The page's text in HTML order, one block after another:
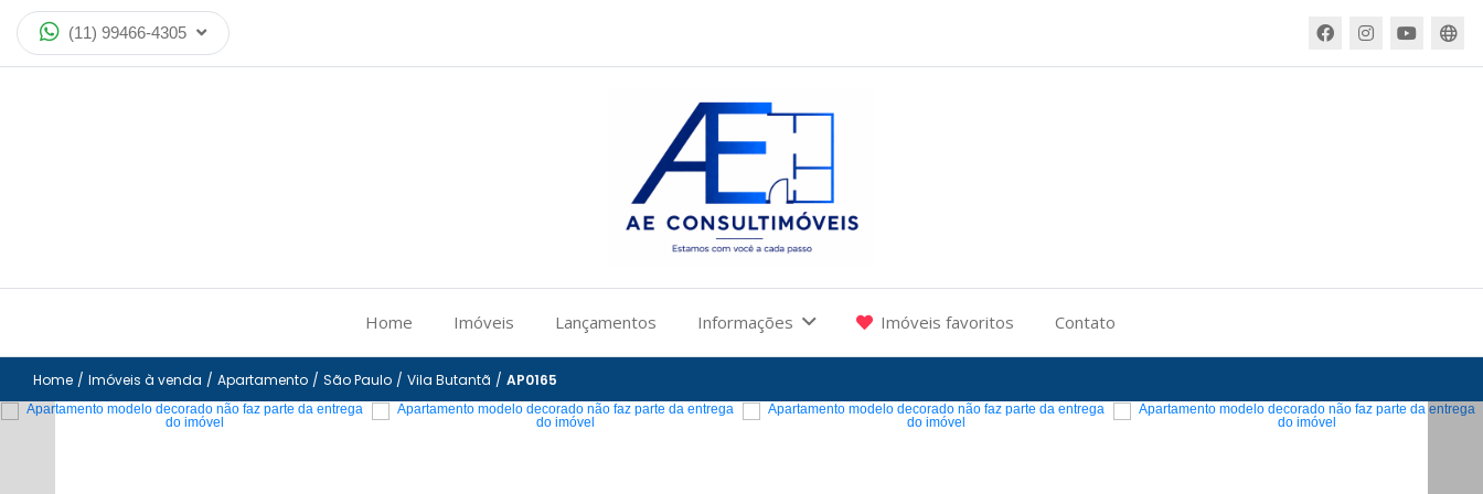
(11) 99466-4305
Home Imóveis Lançamentos Informações Imóveis favoritos Contato
Home / Imóveis à venda / Apartamento / São Paulo / Vila Butantã / AP0165